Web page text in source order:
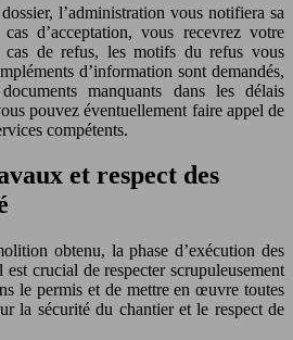
l’administration vous notifiera sa
d’acceptation, vous recevrez votre
de refus, les motifs du refus vous
d’information sont demandés,
manquants dans les délais
pouvez éventuellement faire appel de
compétents.
et respect des
obtenu, la phase d’exécution des
crucial de respecter scrupuleusement
le permis et de mettre en œuvre toutes
la sécurité du chantier et le respect de